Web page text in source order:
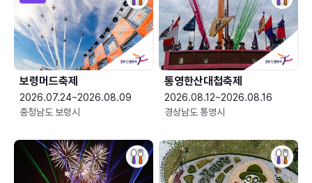
보령머드축제
2026.07.24~2026.08.09
충청남도 보령시
통영한산대첩축제
2026.08.12~2026.08.16
경상남도 통영시